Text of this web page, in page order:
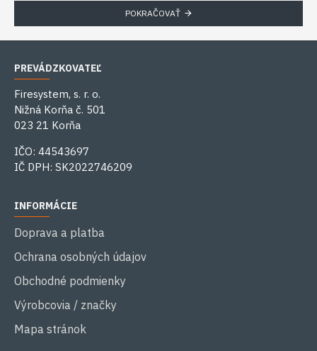
POKRAČOVAŤ
PREVÁDZKOVATEĽ
Firesystem, s. r. o.
Nižná Korňa č. 501
023 21 Korňa
IČO: 44543697
IČ DPH: SK2022746209
INFORMÁCIE
Doprava a platba
Ochrana osobných údajov
Obchodné podmienky
Výrobcovia / značky
Mapa stránok